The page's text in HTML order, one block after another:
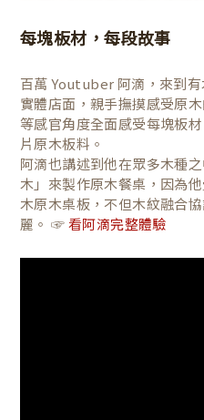
每塊板材，每段故事
百萬 Youtuber 阿滴，來到
實體店面，親手撫摸感受原
等感官角度全面感受每塊板
片原木板料。
阿滴也講述到他在眾多木種
木」來製作原木餐桌，因為
木原木桌板，不但木紋融合
麗。 ☞ 看阿滴完整體驗